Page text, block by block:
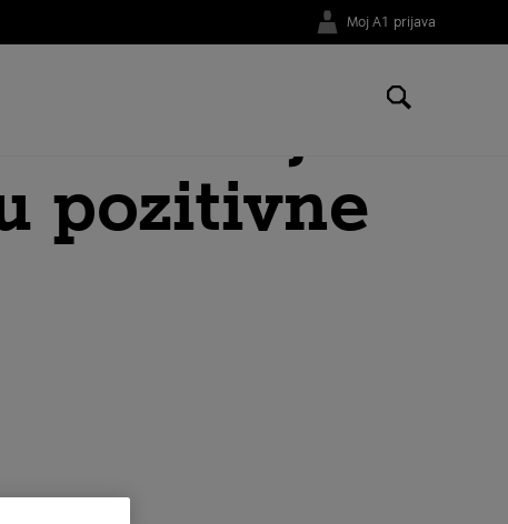
Moj A1 prijava
pozitivne